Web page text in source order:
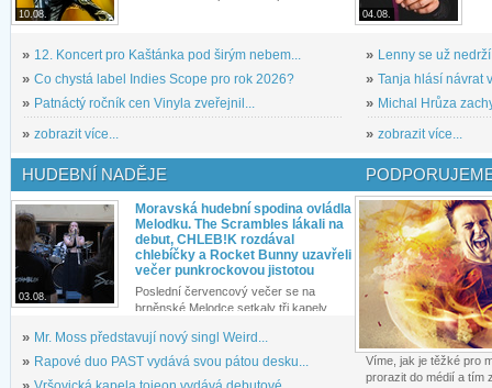
10.08.
» 12. Koncert pro Kaštánka pod širým nebem...
» Co chystá label Indies Scope pro rok 2026?
» Patnáctý ročník cen Vinyla zveřejnil...
» zobrazit více...
04.08.
» Lenny se už
» Tanja hlásí návrat
» Michal Hrůza
» zobrazit více...
HUDEBNÍ NADĚJE
03.08.
Moravská hudební spodina ovládla
Melodku. The Scrambles lákali na
debut, CHLEB!K rozdával
chlebíčky a Rocket Bunny uzavřeli
večer punkrockovou jistotou
Poslední červencový večer se na
brněnské Melodce setkaly tři kapely...
» Mr. Moss představují nový singl Weird...
» Rapové duo PAST vydává svou pátou desku...
Víme, jak je těžké pro
prorazit do médií a tím